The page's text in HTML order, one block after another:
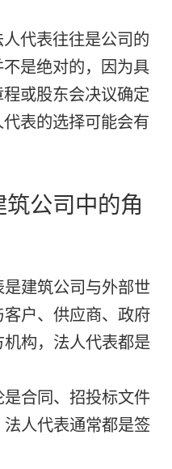
代表往往是公司的
是绝对的，因为具
或股东会决议确定
表的选择可能会有
公司中的角
建筑公司与外部世
户、供应商、政府
构，法人代表都是
是合同、招投标文件
人代表通常都是签